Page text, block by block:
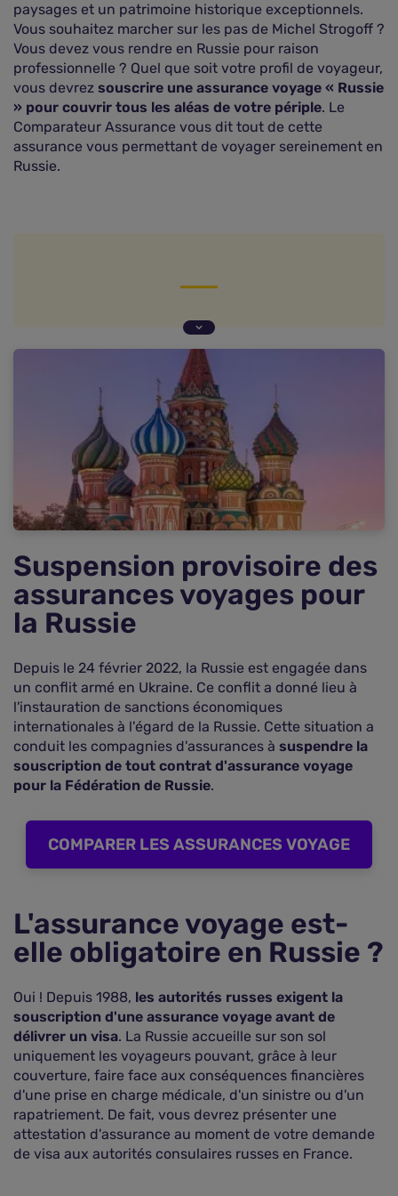
paysages et un patrimoine historique exceptionnels.
Vous souhaitez marcher sur les pas de Michel Strogoff ?
Vous devez vous rendre en Russie pour raison
professionnelle ? Quel que soit votre profil de voyageur,
vous devrez souscrire une assurance voyage « Russie
» pour couvrir tous les aléas de votre périple. Le
Comparateur Assurance vous dit tout de cette
assurance vous permettant de voyager sereinement en
Russie.
L'assurance voyage est-elle obligatoire en Russie
Quelles sont les garanties de votre assurance
voyage en Russie ?
Pourquoi souscrire une assurance voyage pour
aller en Russie ?
Comment bien choisir votre assurance voyage
pour la Russie ?
Quel est le prix d'une assurance voyage en
Quelle est la procédure de demande de visa pour
la Russie ?
Question fréquente sur l'assurance voyage «
Russie »
Suspension provisoire des
assurances voyages pour
la Russie
Depuis le 24 février 2022, la Russie est engagée dans
un conflit armé en Ukraine. Ce conflit a donné lieu à
l'instauration de sanctions économiques
internationales à l'égard de la Russie. Cette situation a
conduit les compagnies d'assurances à suspendre la
souscription de tout contrat d'assurance voyage
pour la Fédération de Russie.
COMPARER LES ASSURANCES VOYAGE
L'assurance voyage est-
elle obligatoire en Russie ?
Oui ! Depuis 1988, les autorités russes exigent la
souscription d'une assurance voyage avant de
délivrer un visa. La Russie accueille sur son sol
uniquement les voyageurs pouvant, grâce à leur
couverture, faire face aux conséquences financières
d'une prise en charge médicale, d'un sinistre ou d'un
rapatriement. De fait, vous devrez présenter une
attestation d'assurance au moment de votre demande
de visa aux autorités consulaires russes en France.